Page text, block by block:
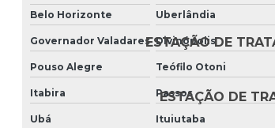
ESTAÇÃO DE
ESTAÇÃO DE
Belo Horizonte
Uberlândia
Governador Valadares Divinópolis
Pouso Alegre Teófilo Otoni
Itabira Passos
Ubá Ituiutaba